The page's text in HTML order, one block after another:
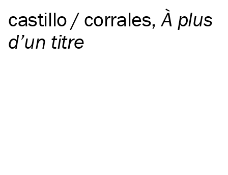
castillo / corrales,À plus
d’un titre